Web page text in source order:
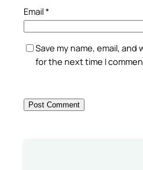
Email*
Save my name, email,
for the next time I